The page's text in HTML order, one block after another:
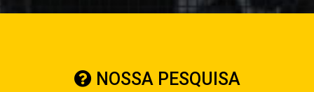
NOSSA PESQUISA